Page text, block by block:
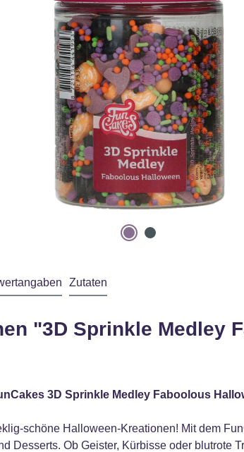
Zutaten
"3D Sprinkle Medley
3D Sprinkle Medley Faboolous
schöne Halloween-Kreationen! Mit dem
Desserts. Ob Geister, Kürbisse oder